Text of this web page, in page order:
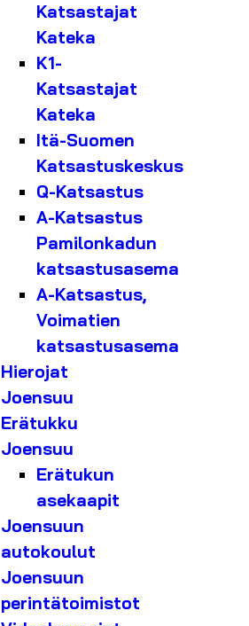
Katsastajat
Kateka
K1-
Katsastajat
Kateka
Itä-Suomen
Katsastuskeskus
Q-Katsastus
A-Katsastus
Pamilonkadun
katsastusasema
A-Katsastus,
Voimatien
katsastusasema
Hierojat
Joensuu
Erätukku
Joensuu
Erätukun
asekaapit
Joensuun
autokoulut
Joensuun
perintätoimistot